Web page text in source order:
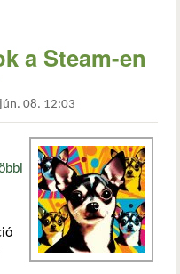
a Steam-en
08. 12:03